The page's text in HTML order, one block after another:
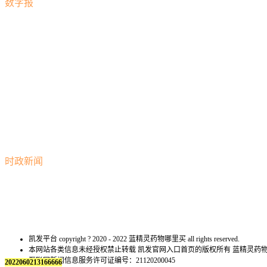
数字报
时政新闻
凯发平台 copyright ? 2020 - 2022 蓝精灵药物哪里买 all rights reserved.
本网站各类信息未经授权禁止转载 凯发官网入口首页的版权所有 蓝精灵
互联网新闻信息服务许可证编号：21120200045
2022060213166666